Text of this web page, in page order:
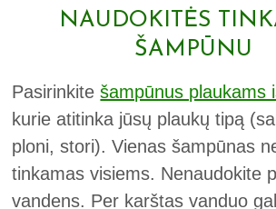
NAUDOKITĖS
ŠAMPŪNU
Pasirinkitešampūnus plaukams
kurie atitinka jūsų plaukų tipą
ploni, stori). Vienas šampūnas
tinkamas visiems. Nenaudokite
vandens. Per karštas vanduo